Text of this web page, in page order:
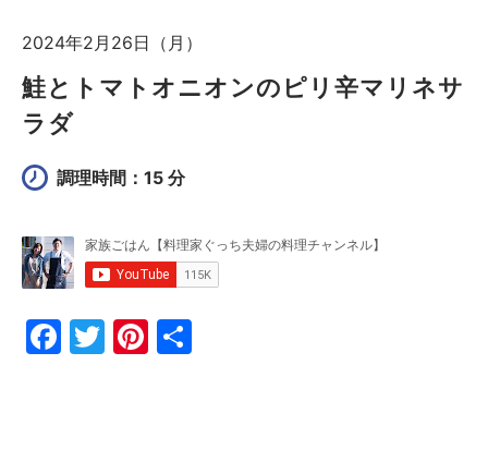
2024年2月26日（月）
鮭とトマトオニオンのピリ辛マリネサ
ラダ
調理時間：15 分
F
T
Pi